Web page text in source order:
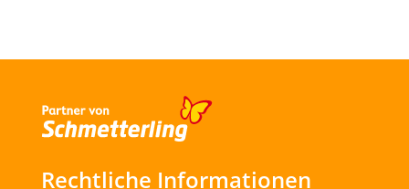
Rechtliche Informationen